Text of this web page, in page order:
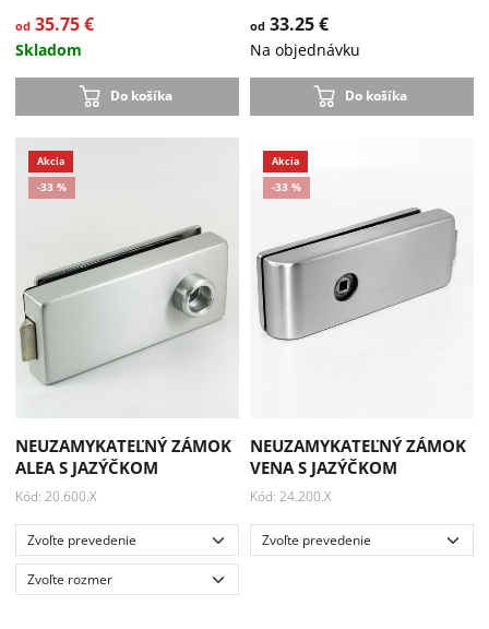
Akcia
-33 %
Akcia
-15 %
od35.75 €
Skladom
Do košíka
od 33.25 €
Na objednávku
Do košíka
NEUZAMYKATEĽNÝ ZÁMOK
ALEA S JAZÝČKOM
Kód: 20.600.X
NEUZAMYKATEĽNÝ ZÁMOK
VENA S JAZÝČKOM
Kód: 24.200.X